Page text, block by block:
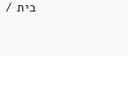
בית /